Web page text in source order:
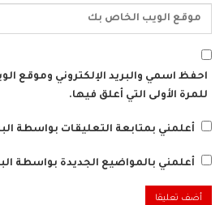
احفظ اسمي والبريد الإلكتروني وموقع
للمرة الأولى التي أعلق فيها.
أعلمني بمتابعة التعليقات بواسطة
أعلمني بالمواضيع الجديدة بواسطة